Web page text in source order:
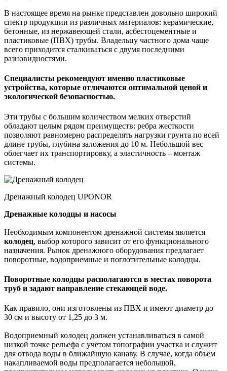
В настоящее время на рынке представлен довольно широкий
спектр продукции из различных материалов: керамические,
бетонные, из нержавеющей стали, асбестоцементные и
пластиковые (ПВХ) трубы. Владельцу частного дома чаще
всего приходится сталкиваться с двумя последними
разновидностями.
Специалисты рекомендуют именно пластиковые
устройства, которые отличаются оптимальной ценой и
экологической безопасностью.
Эти трубы с большим количеством мелких отверстий
обладают целым рядом преимуществ: ребра жесткости
позволяют равномерно распределять нагрузки грунта по всей
длине трубы, глубина заложения до 10 м. Небольшой вес
облегчает их транспортировку, а эластичность – монтаж
системы.
Дренажный колодец UPONOR
Дренажные колодцы и насосы
Необходимым компонентом дренажной системы является
колодец, выбор которого зависит от его функционального
назначения. Рынок дренажного оборудования предлагает
поворотные, водоприемные и поглотительные колодцы.
Поворотные колодцы располагаются в местах поворота
труб и задают направление стекающей воде.
Как правило, они изготовлены из ПВХ и имеют диаметр до
30 см и высоту от 1,25 до 3 м.
Водоприемный колодец должен устанавливаться в самой
низкой точке рельефа с учетом топографии участка и служит
для отвода воды в ближайшую канаву. В случае, когда объем
накапливаемой воды предполагается небольшой,